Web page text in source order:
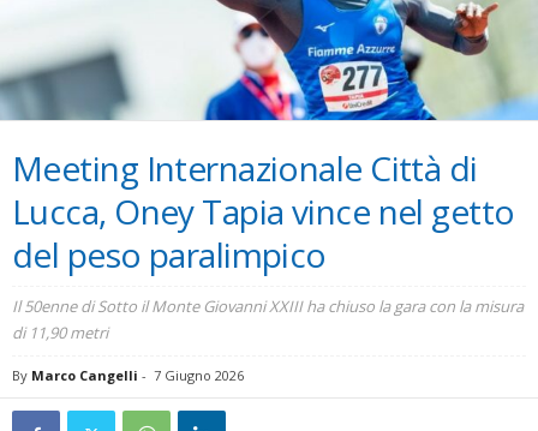
Meeting Internazionale Città di
Lucca, Oney Tapia vince nel getto
del peso paralimpico
Il 50enne di Sotto il Monte Giovanni XXIII ha chiuso la gara con la misura
di 11,90 metri
By Marco Cangelli - 7 Giugno 2026